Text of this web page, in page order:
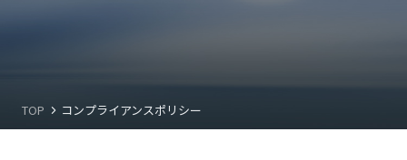
TOP コンプライアンスポリシー